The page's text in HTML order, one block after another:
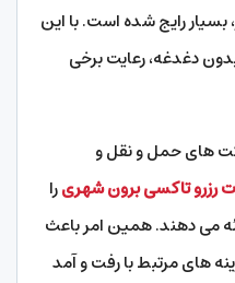
رایج شده است. با این
دغدغه، رعایت برخی
های حمل و نقل و
رزرو تاکسی برون شهریرا
می دهند. همین امر باعث
های مرتبط با رفت و آمد